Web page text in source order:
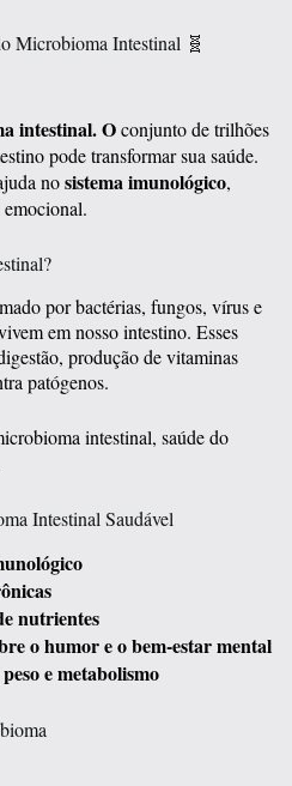
Microbioma Intestinal 🧬
intestinal. Oconjunto de trilhões
pode transformar sua saúde.
nosistema imunológico,
por bactérias, fungos, vírus e
em nosso intestino. Esses
produção de vitaminas
patógenos.
intestinal, saúde do
Intestinal Saudável
nutrientes
o humor e o bem-estar mental
e metabolismo